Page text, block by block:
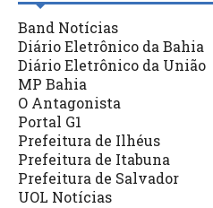
Band Notícias
Diário Eletrônico da Bahia
Diário Eletrônico da União
MP Bahia
O Antagonista
Portal G1
Prefeitura de Ilhéus
Prefeitura de Itabuna
Prefeitura de Salvador
UOL Notícias